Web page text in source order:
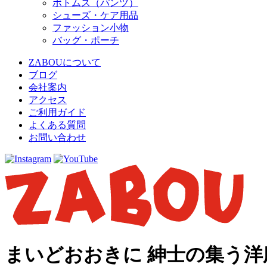
ボトムス（パンツ）
シューズ・ケア用品
ファッション小物
バッグ・ポーチ
ZABOUについて
ブログ
会社案内
アクセス
ご利用ガイド
よくある質問
お問い合わせ
まいどおおきに 紳士の集う